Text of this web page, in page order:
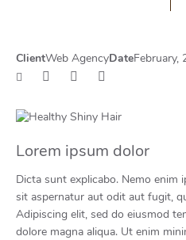
ClientWeb AgencyDateFebruary,
Lorem ipsum dolor
Dicta sunt explicabo. Nemo enim
sit aspernatur aut odit aut fugit,
Adipiscing elit, sed do eiusmod
dolore magna aliqua. Ut enim